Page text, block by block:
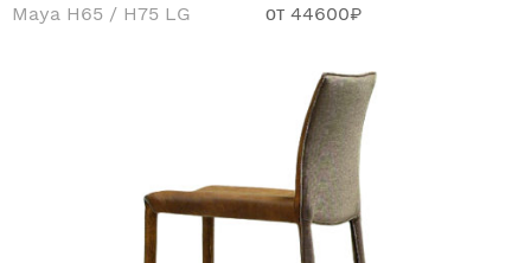
Maya H65 / H75 LG от 44600₽